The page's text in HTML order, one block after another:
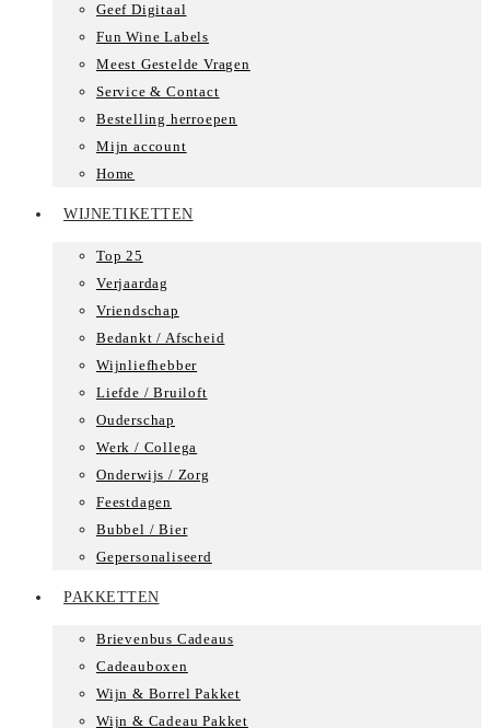
Geef Digitaal
Fun Wine Labels
Meest Gestelde Vragen
Service & Contact
Bestelling herroepen
Mijn account
Home
WIJNETIKETTEN
Top 25
Verjaardag
Vriendschap
Bedankt / Afscheid
Wijnliefhebber
Liefde / Bruiloft
Ouderschap
Werk / Collega
Onderwijs / Zorg
Feestdagen
Bubbel / Bier
Gepersonaliseerd
PAKKETTEN
Brievenbus Cadeaus
Cadeauboxen
Wijn & Borrel Pakket
Wijn & Cadeau Pakket